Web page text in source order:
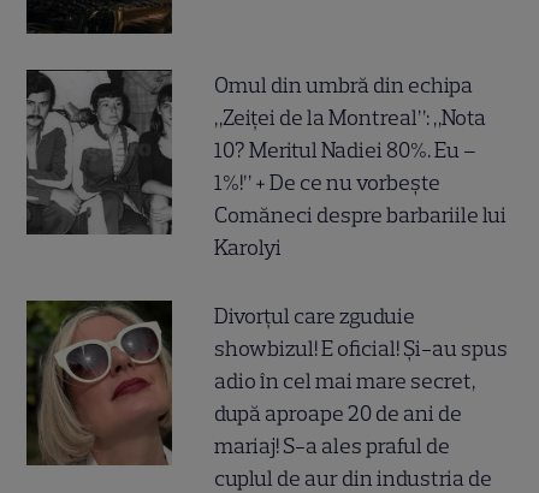
Omul din umbră din echipa
„Zeiței de la Montreal”: „Nota
10? Meritul Nadiei 80%. Eu –
1%!” + De ce nu vorbește
Comăneci despre barbariile lui
Karolyi
Divorțul care zguduie
showbizul! E oficial! Și-au spus
adio în cel mai mare secret,
după aproape 20 de ani de
mariaj! S-a ales praful de
cuplul de aur din industria de